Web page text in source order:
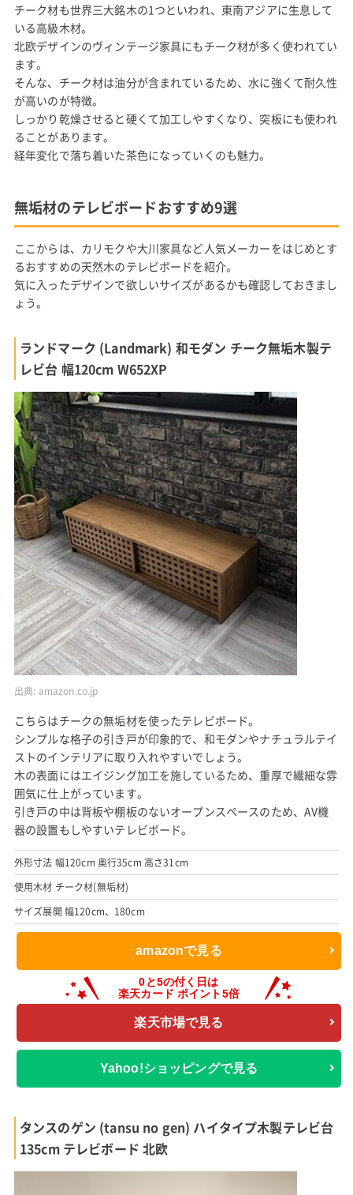
チーク材も世界三大銘木の1つといわれ、東南アジアに生息して
いる高級木材。
北欧デザインのヴィンテージ家具にもチーク材が多く使われてい
ます。
そんな、チーク材は油分が含まれているため、水に強くて耐久性
が高いのが特徴。
しっかり乾燥させると硬くて加工しやすくなり、突板にも使われ
ることがあります。
経年変化で落ち着いた茶色になっていくのも魅力。
無垢材のテレビボードおすすめ9選
ここからは、カリモクや大川家具など人気メーカーをはじめとす
るおすすめの天然木のテレビボードを紹介。
気に入ったデザインで欲しいサイズがあるかも確認しておきまし
ょう。
ランドマーク (Landmark) 和モダン チーク無垢木製テ
レビ台 幅120cm W652XP
出典: amazon.co.jp
こちらはチークの無垢材を使ったテレビボード。
シンプルな格子の引き戸が印象的で、和モダンやナチュラルテイ
ストのインテリアに取り入れやすいでしょう。
木の表面にはエイジング加工を施しているため、重厚で繊細な雰
囲気に仕上がっています。
引き戸の中は背板や棚板のないオープンスペースのため、AV機
器の設置もしやすいテレビボード。
外形寸法 幅120cm 奥行35cm 高さ31cm
使用木材 チーク材(無垢材)
サイズ展開 幅120cm、180cm
amazonで見る
楽天市場で見る
Yahoo!ショッピングで見る
タンスのゲン (tansu no gen) ハイタイプ木製テレビ台
135cm テレビボード 北欧